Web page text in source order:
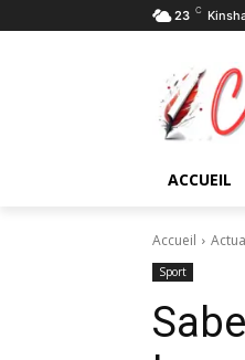
23 C
ACCUEIL
Accueil
Sport